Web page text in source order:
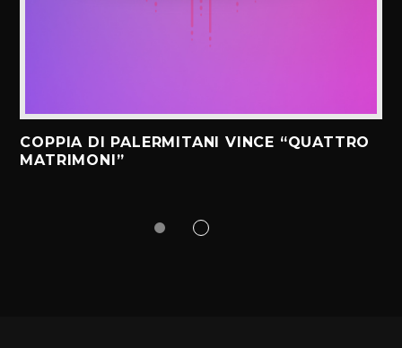
COPPIA DI PALERMITANI VINCE “QUATTRO
MATRIMONI”